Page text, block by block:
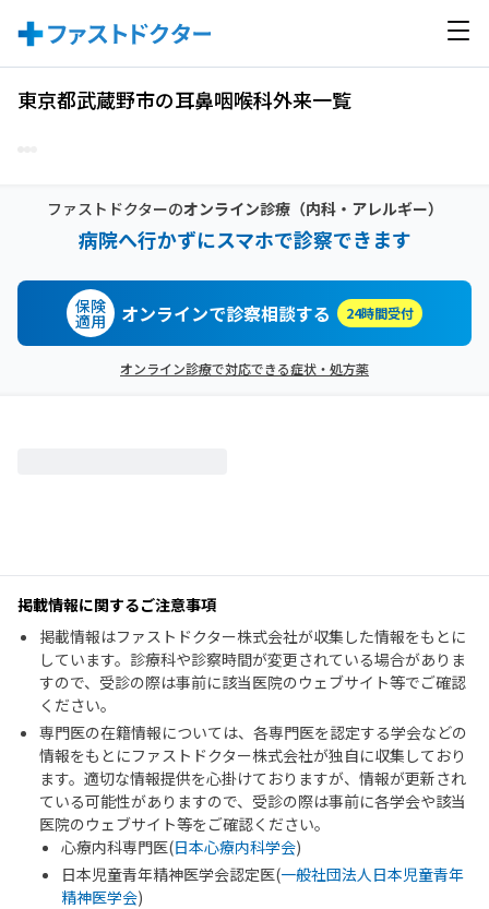
東京都武蔵野市の耳鼻咽喉科外来一覧
ファストドクターのオンライン診療（内科・アレルギー）
病院へ行かずにスマホで診察できます
保険
適用 オンラインで診察相談する 24時間受付
オンライン診療で対応できる症状・処方薬
掲載情報に関するご注意事項
掲載情報はファストドクター株式会社が収集した情報をもとに
しています。診療科や診察時間が変更されている場合がありま
すので、受診の際は事前に該当医院のウェブサイト等でご確認
ください。
専門医の在籍情報については、各専門医を認定する学会などの
情報をもとにファストドクター株式会社が独自に収集しており
ます。適切な情報提供を心掛けておりますが、情報が更新され
ている可能性がありますので、受診の際は事前に各学会や該当
医院のウェブサイト等をご確認ください。
心療内科専門医(日本心療内科学会)
日本児童青年精神医学会認定医(一般社団法人日本児童青年
精神医学会)